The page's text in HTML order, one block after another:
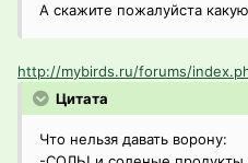
А скажите пожалуйста
http://mybirds.ru/forums/
Цитата
Что нельзя давать ворону: